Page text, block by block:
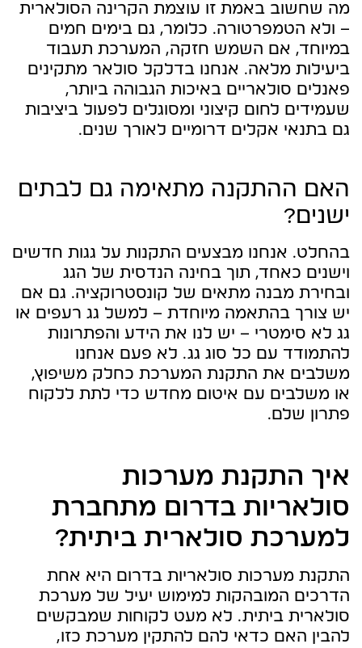
מה שחשוב באמת זו עוצמת הקרינה הסולארית
– ולא הטמפרטורה. כלומר, גם בימים חמים
במיוחד, אם השמש חזקה, המערכת תעבוד
ביעילות מלאה. אנחנו בדלקל סולאר מתקינים
פאנלים סולאריים באיכות הגבוהה ביותר,
שעמידים לחום קיצוני ומסוגלים לפעול ביציבות
גם בתנאי אקלים דרומיים לאורך שנים.
האם ההתקנה מתאימה גם לבתים
ישנים?
בהחלט. אנחנו מבצעים התקנות על גגות חדשים
וישנים כאחד, תוך בחינה הנדסית של הגג
ובחירת מבנה מתאים של קונסטרוקציה. גם אם
יש צורך בהתאמה מיוחדת – למשל גג רעפים או
גג לא סימטרי – יש לנו את הידע והפתרונות
להתמודד עם כל סוג גג. לא פעם אנחנו
משלבים את התקנת המערכת כחלק משיפוץ,
או משלבים עם איטום מחדש כדי לתת ללקוח
פתרון שלם.
איך התקנת מערכות
סולאריות בדרום מתחברת
למערכת סולארית ביתית?
התקנת מערכות סולאריות בדרום היא אחת
הדרכים המובהקות למימוש יעיל של מערכת
סולארית ביתית. לא מעט לקוחות שמבקשים
להבין האם כדאי להם להתקין מערכת כזו,